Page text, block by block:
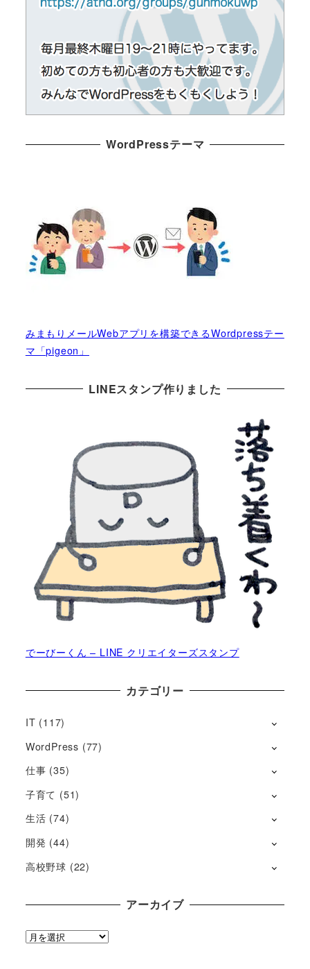
WordPressテーマ
みまもりメールWebアプリを構築できるWordpressテー
マ「pigeon」
LINEスタンプ作りました
でーびーくん – LINE クリエイターズスタンプ
カテゴリー
IT (117)
WordPress (77)
仕事 (35)
子育て (51)
生活 (74)
開発 (44)
高校野球 (22)
アーカイブ
ア